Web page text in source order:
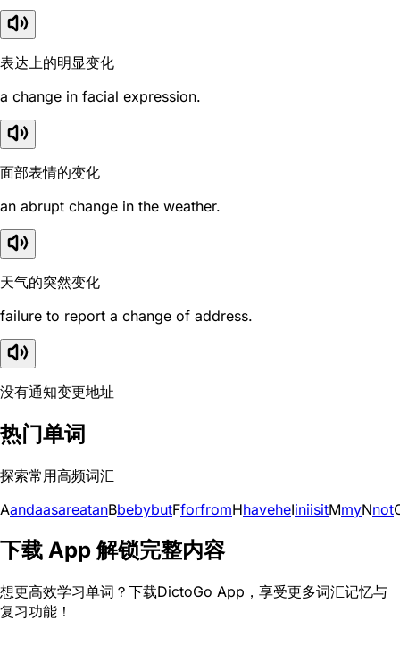
表达上的明显变化
a change in facial expression.
面部表情的变化
an abrupt change in the weather.
天气的突然变化
failure to report a change of address.
没有通知变更地址
热门单词
探索常用高频词汇
AandaasareatanBbebybutFforfromHhaveheIiniisitMmyNnot
下载 App 解锁完整内容
想更高效学习单词？下载DictoGo App，享受更多词汇记忆与
复习功能！